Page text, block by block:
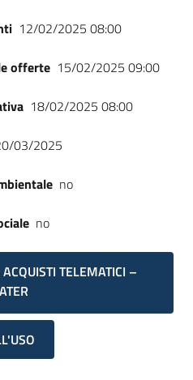
12/02/2025 08:00
offerte 15/02/2025 09:00
18/02/2025 08:00
03/2025
no
no
TELEMATICI –